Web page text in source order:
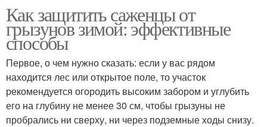
Как защитить саженцы от
грызунов зимой: эффективные
способы
Первое, о чем нужно сказать: если у вас рядом
находится лес или открытое поле, то участок
рекомендуется огородить высоким забором и углубить
его на глубину не менее 30 см, чтобы грызуны не
пробрались ни сверху, ни через подземные ходы снизу.